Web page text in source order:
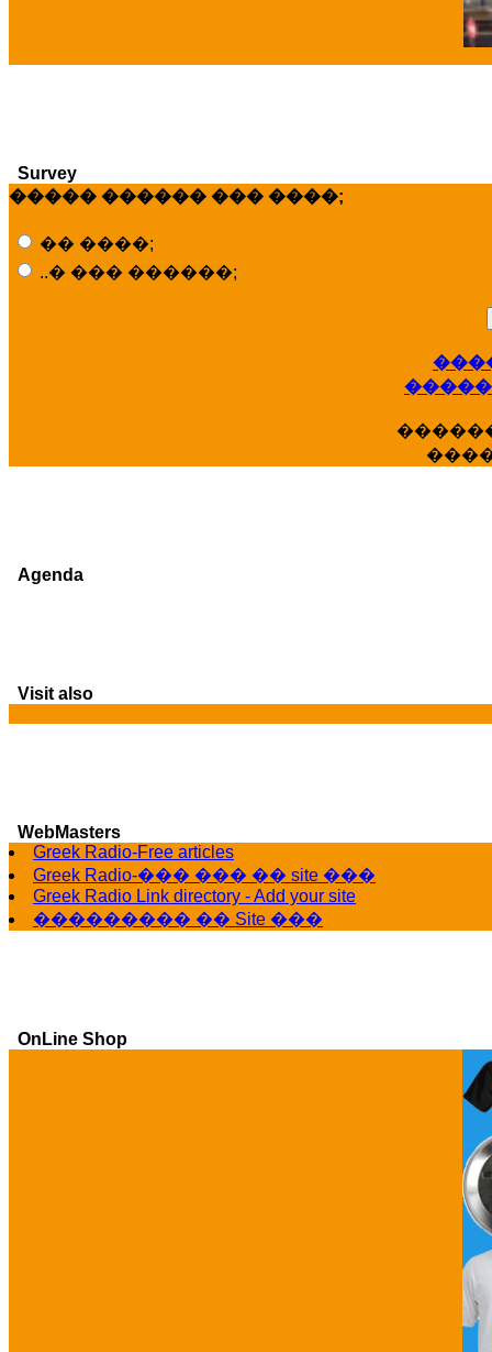
Survey
����� ������ ��� ����;
�� ����;
..� ��� ������;
Agenda
Visit also
WebMasters
Greek Radio-Free articles
Greek Radio-��� ��� �� site ���
Greek Radio Link directory - Add your site
��������� �� Site ���
OnLine Shop